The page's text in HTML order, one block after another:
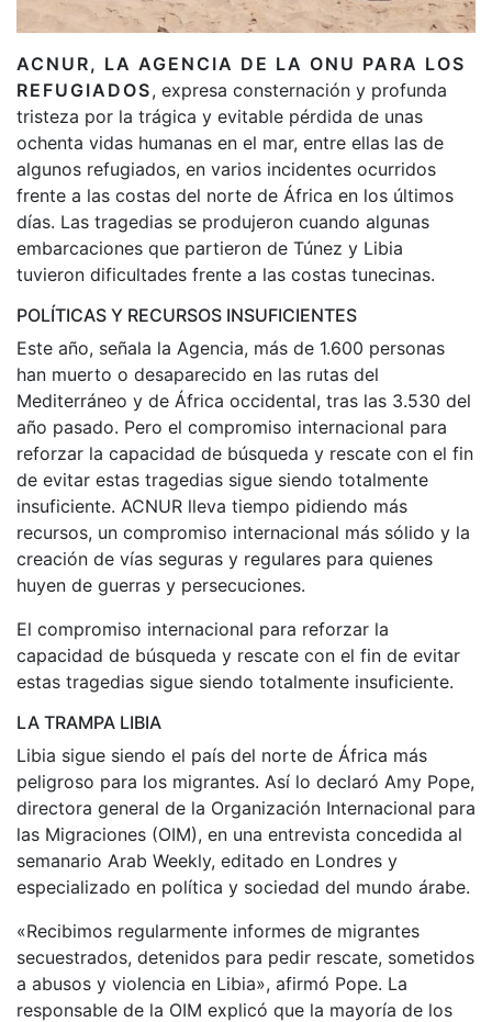
ACNUR, LA AGENCIA DE LA ONU PARA LOS
REFUGIADOS, expresa consternación y profunda
tristeza por la trágica y evitable pérdida de unas
ochenta vidas humanas en el mar, entre ellas las de
algunos refugiados, en varios incidentes ocurridos
frente a las costas del norte de África en los últimos
días. Las tragedias se produjeron cuando algunas
embarcaciones que partieron de Túnez y Libia
tuvieron dificultades frente a las costas tunecinas.
POLÍTICAS Y RECURSOS INSUFICIENTES
Este año, señala la Agencia, más de 1.600 personas
han muerto o desaparecido en las rutas del
Mediterráneo y de África occidental, tras las 3.530 del
año pasado. Pero el compromiso internacional para
reforzar la capacidad de búsqueda y rescate con el fin
de evitar estas tragedias sigue siendo totalmente
insuficiente. ACNUR lleva tiempo pidiendo más
recursos, un compromiso internacional más sólido y la
creación de vías seguras y regulares para quienes
huyen de guerras y persecuciones.
El compromiso internacional para reforzar la
capacidad de búsqueda y rescate con el fin de evitar
estas tragedias sigue siendo totalmente insuficiente.
LA TRAMPA LIBIA
Libia sigue siendo el país del norte de África más
peligroso para los migrantes. Así lo declaró Amy Pope,
directora general de la Organización Internacional para
las Migraciones (OIM), en una entrevista concedida al
semanario Arab Weekly, editado en Londres y
especializado en política y sociedad del mundo árabe.
«Recibimos regularmente informes de migrantes
secuestrados, detenidos para pedir rescate, sometidos
a abusos y violencia en Libia», afirmó Pope. La
responsable de la OIM explicó que la mayoría de los